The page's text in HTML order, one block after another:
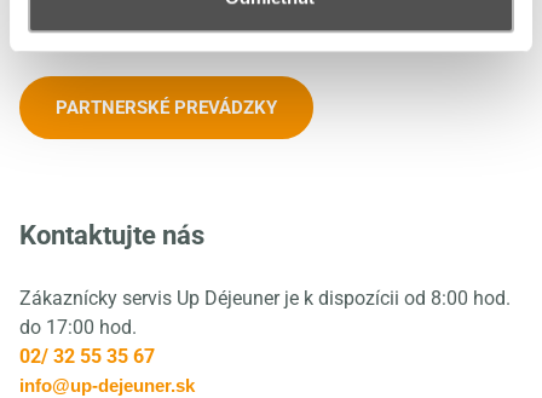
PARTNERSKÉ PREVÁDZKY
Kontaktujte nás
Zákaznícky servis Up Déjeuner je k dispozícii od 8:00 hod.
do 17:00 hod.
02/ 32 55 35 67
info@up-dejeuner.sk